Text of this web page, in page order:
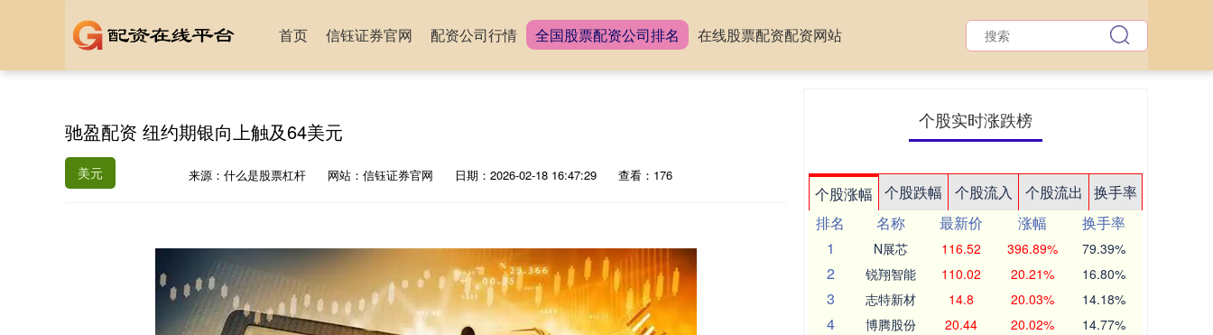
首页 信钰证券官网 配资公司行情 全国股票配资公司排名 在线股票配资配资网站
驰盈配资 纽约期银向上触及64美元
美元 来源：什么是股票杠杆 网站：信钰证券官网 日期：2026-02-18 16:47:29 查看：176
个股实时涨跌榜
个股涨幅 个股跌幅 个股流入 个股流出
换手率
排名
名称 最新价 涨幅
换手率
1
N展芯 116.52 396.89% 79.39%
2 锐翔智能 110.02 20.21% 16.80%
3 志特新材 14.8 20.03% 14.18%
4 博腾股份 20.44 20.02% 14.77%